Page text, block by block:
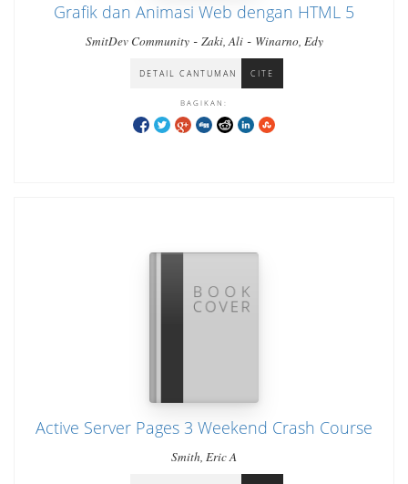
Grafik dan Animasi Web dengan HTML 5
SmitDev Community- Zaki, Ali- Winarno, Edy
DETAIL CANTUMAN CITE
BAGIKAN:
Active Server Pages 3 Weekend Crash Course
Smith, Eric A